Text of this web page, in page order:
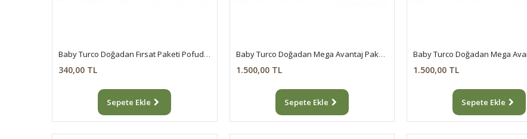
Baby Turco Doğadan Fırsat Paketi Pofuduk Bebek Bezi 3 Numara Midi 42 Adet
340,00 TL
Sepete Ekle
Baby Turco Doğadan Mega Avantaj Paketi Pofuduk Bebek Bezi 4 Numara Maxi 300 Adet
1.500,00 TL
Sepete Ekle
1.500,00 TL
Sepete Ekle